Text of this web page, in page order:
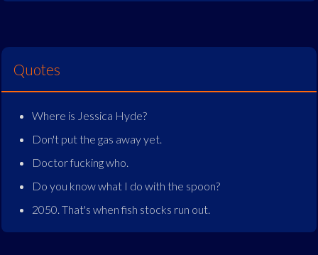
Quotes
Where is Jessica Hyde?
Don't put the gas away yet.
Doctor fucking who.
Do you know what I do with the spoon?
2050. That's when fish stocks run out.